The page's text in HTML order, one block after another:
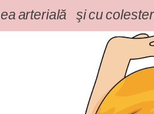
arterială şicu